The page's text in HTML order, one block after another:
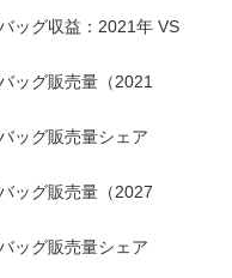
ッグ収益：2021年 VS
ッグ販売量（2021
ッグ販売量シェア
ッグ販売量（2027
ッグ販売量シェア